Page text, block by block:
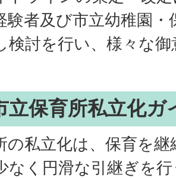
験者及び市立幼稚園
検討を行い、様々な
立保育所私立化ガ
の私立化は、保育を
なく円滑な引継ぎを